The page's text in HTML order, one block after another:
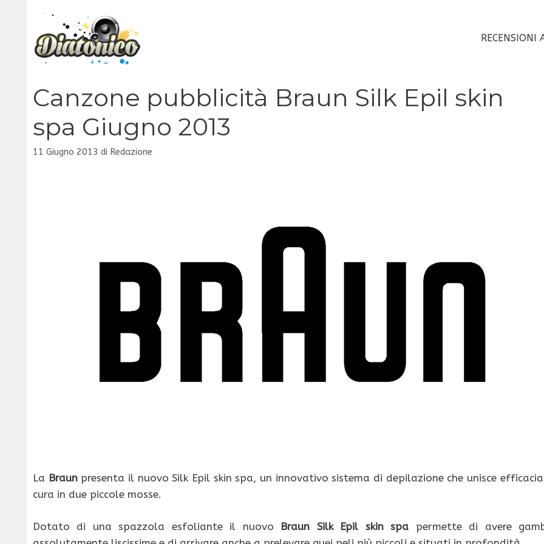
contenuto
RECENSIONI
Canzone pubblicità Braun Silk Epil skin
spa Giugno 2013
11 Giugno 2013 di Redazione
La Braun presenta il nuovo Silk Epil skin spa, un innovativo sistema di depilazione che unisce
cura in due piccole mosse.
Dotato di una spazzola esfoliante il nuovo Braun Silk Epil skin spa permette di avere